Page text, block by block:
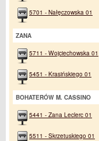
5701 - Nałęczowska 01
ZANA
5711 - Wojciechowska 01
5451 - Krasińskiego 01
BOHATERÓW M. CASSINO
5441 - Zana Leclerc 01
5511 - Skrzetuskiego 01